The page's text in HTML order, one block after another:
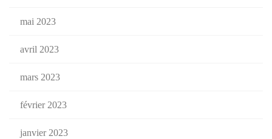
mai 2023
avril 2023
mars 2023
février 2023
janvier 2023